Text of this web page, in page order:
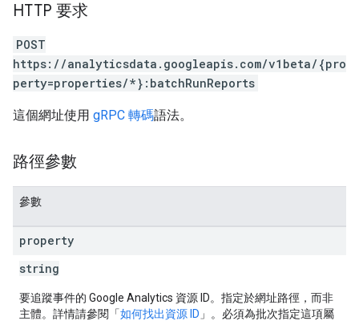
HTTP 要求
POST
https://analyticsdata.googleapis.com/v1beta/{pro
perty=properties/*}:batchRunReports
這個網址使用 gRPC 轉碼語法。
路徑參數
參數
property
string
要追蹤事件的 Google Analytics 資源 ID。指定於網址路徑，而非
主體。詳情請參閱「如何找出資源 ID 」。必須為批次指定這項屬